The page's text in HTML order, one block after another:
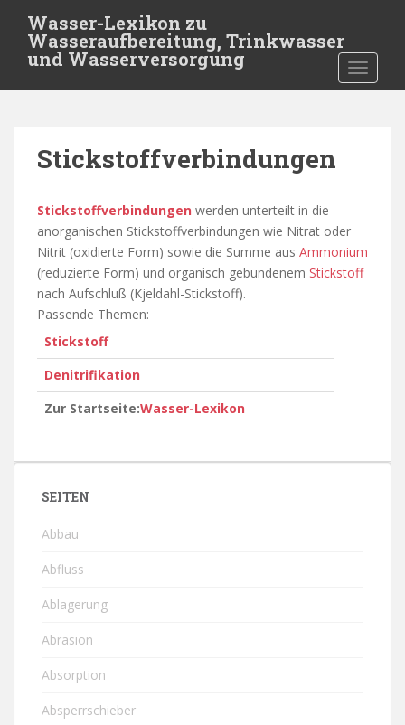
t
Wasser-Lexikon zu
Wasseraufbereitung, Trinkwasser
und Wasserversorgung
Stickstoffverbindungen
Stickstoffverbindungen werden unterteilt in die
anorganischen Stickstoffverbindungen wie Nitrat oder
Nitrit (oxidierte Form) sowie die Summe aus Ammonium
(reduzierte Form) und organisch gebundenem Stickstoff
nach Aufschluß (Kjeldahl-Stickstoff).
Passende Themen:
Stickstoff
Denitrifikation
Zur Startseite:Wasser-Lexikon
SEITEN
Abbau
Abfluss
Ablagerung
Abrasion
Absorption
Absperrschieber